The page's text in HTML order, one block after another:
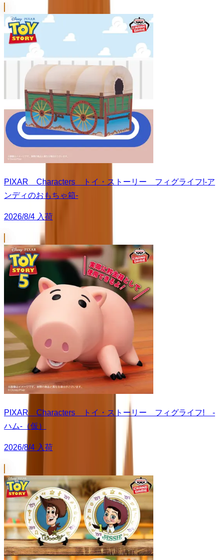
PIXAR Characters トイ・ストーリー フィグライフ!-ア
ンディのおもちゃ箱-
2026/8/4 入荷
PIXAR Characters トイ・ストーリー フィグライフ! -
ハム-（仮）
2026/8/4 入荷